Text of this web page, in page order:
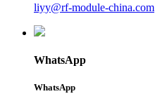
liyy@rf-module-china.com
WhatsApp
WhatsApp